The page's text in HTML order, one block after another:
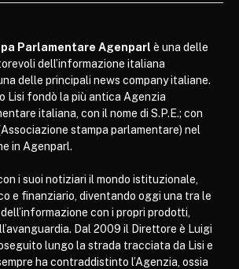
Parlamentare Agenparl è una delle
dell’informazione italiana
delle principali news company italiane.
Lisi fondò la più antica Agenzia
italiana, con il nome di S.P.E.; con
stampa parlamentare) nel
in Agenparl.
i suoi notiziari il mondo istituzionale,
e finanziario, diventando oggi una tra le
con i propri prodotti,
Dal 2009 il Direttore è Luigi
lungo la strada tracciata da Lisi e
ha contraddistinto l’Agenzia, ossia